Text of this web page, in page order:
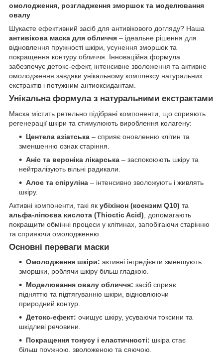
омолодження, розгладження зморшок та моделювання
овалу
Шукаєте ефективний засіб для антивікового догляду? Наша
антивікова маска для обличчя – ідеальне рішення для
відновлення пружності шкіри, усунення зморшок та
покращення контуру обличчя. Інноваційна формула
забезпечує детокс-ефект, інтенсивне зволоження та активне
омолодження завдяки унікальному комплексу натуральних
екстрактів і потужним антиоксидантам.
Унікальна формула з натуральними екстрактами
Маска містить ретельно підібрані компоненти, що сприяють
регенерації шкіри та стимулюють вироблення колагену:
Центела азіатська – сприяє оновленню клітин та
зменшенню ознак старіння.
Аніс та вероніка лікарська – заспокоюють шкіру та
нейтралізують вільні радикали.
Алое та спіруліна – інтенсивно зволожують і живлять
шкіру.
Активні компоненти, такі як убіхінон (коензим Q10) та
альфа-ліпоєва кислота (Thioctic Acid) , допомагають
покращити обмінні процеси у клітинах, запобігаючи старінню
та сприяючи омолодженню.
Основні переваги маски
Омолодження шкіри: активні інгредієнти зменшують
зморшки, роблячи шкіру більш гладкою.
Моделювання овалу обличчя: засіб сприяє
підняттю та підтягуванню шкіри, відновлюючи
природний контур.
Детокс-ефект: очищує шкіру, усуваючи токсини та
шкідливі речовини.
Покращення тонусу і еластичності: шкіра стає
більш пружною, зволоженою та сяючою.